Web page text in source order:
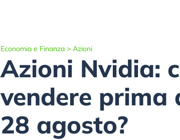
Economia e Finanza > Azioni
Azioni Nvidia:
vendere
28 agosto?